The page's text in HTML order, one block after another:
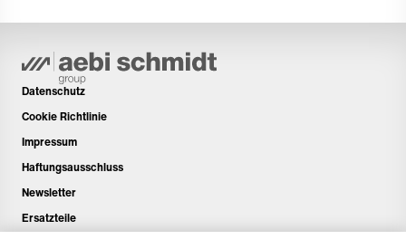
Datenschutz
Cookie Richtlinie
Impressum
Haftungsausschluss
Newsletter
Ersatzteile